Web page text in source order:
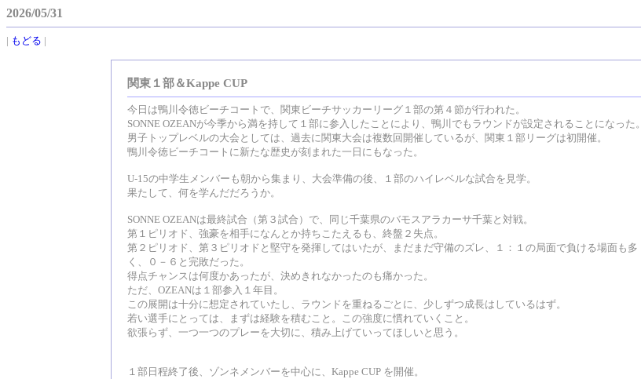
2026/05/31
| もどる |
関東１部＆Kappe CUP
今日は鴨川令徳ビーチコートで、関東ビーチサッカーリーグ１部の第４節が行われた。
SONNE OZEANが今季から満を持して１部に参入したことにより、鴨川でもラウンドが設定されることになった。
男子トップレベルの大会としては、過去に関東大会は複数回開催しているが、関東１部リーグは初開催。
鴨川令徳ビーチコートに新たな歴史が刻まれた一日にもなった。
U-15の中学生メンバーも朝から集まり、大会準備の後、１部のハイレベルな試合を見学。
果たして、何を学んだだろうか。
SONNE OZEANは最終試合（第３試合）で、同じ千葉県のバモスアラカーサ千葉と対戦。
第１ピリオド、強豪を相手になんとか持ちこたえるも、終盤２失点。
第２ピリオド、第３ピリオドと堅守を発揮してはいたが、まだまだ守備のズレ、１：１の局面で負ける場面も多
く、０－６と完敗だった。
得点チャンスは何度かあったが、決めきれなかったのも痛かった。
ただ、OZEANは１部参入１年目。
この展開は十分に想定されていたし、ラウンドを重ねるごとに、少しずつ成長はしているはず。
若い選手にとっては、まずは経験を積むこと。この強度に慣れていくこと。
欲張らず、一つ一つのプレーを大切に、積み上げていってほしいと思う。
１部日程終了後、ゾンネメンバーを中心に、Kappe CUP を開催。